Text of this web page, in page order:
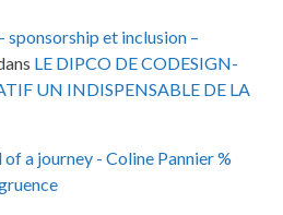
sponsorship et inclusion –
LE DIPCO DE CODESIGN-
UN INDISPENSABLE DE LA
a journey - Coline Pannier %